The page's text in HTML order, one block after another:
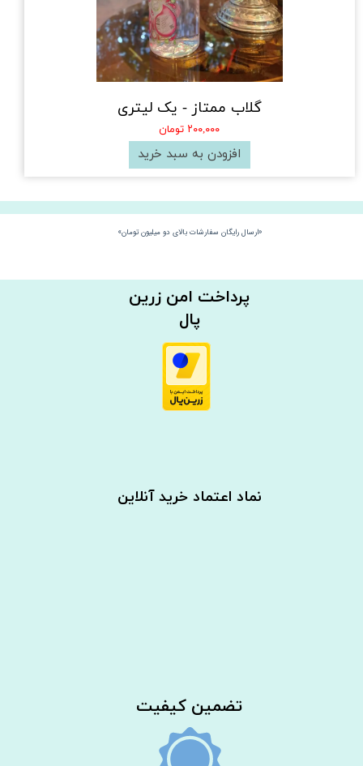
گلاب ممتاز - یک لیتری
۲۰۰,۰۰۰ تومان
افزودن به سبد خرید
«ارسال رایگان سفارشات بالای دو میلیون تومان»
​​پرداخت امن زرین
پال
نماد اعتماد خرید آنلاین
​تضمین کیفیت